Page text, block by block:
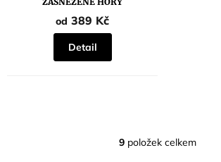
5,0
z
5
hvězdiček.
od 389 Kč
Detail
O
9 položek celkem